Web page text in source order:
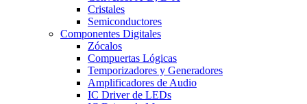
Cristales
Semiconductores
Componentes Digitales
Zócalos
Compuertas Lógicas
Temporizadores y Generadores
Amplificadores de Audio
IC Driver de LEDs